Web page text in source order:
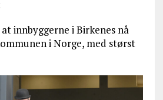
innbyggerne i Birkenes nå
i Norge, med størst